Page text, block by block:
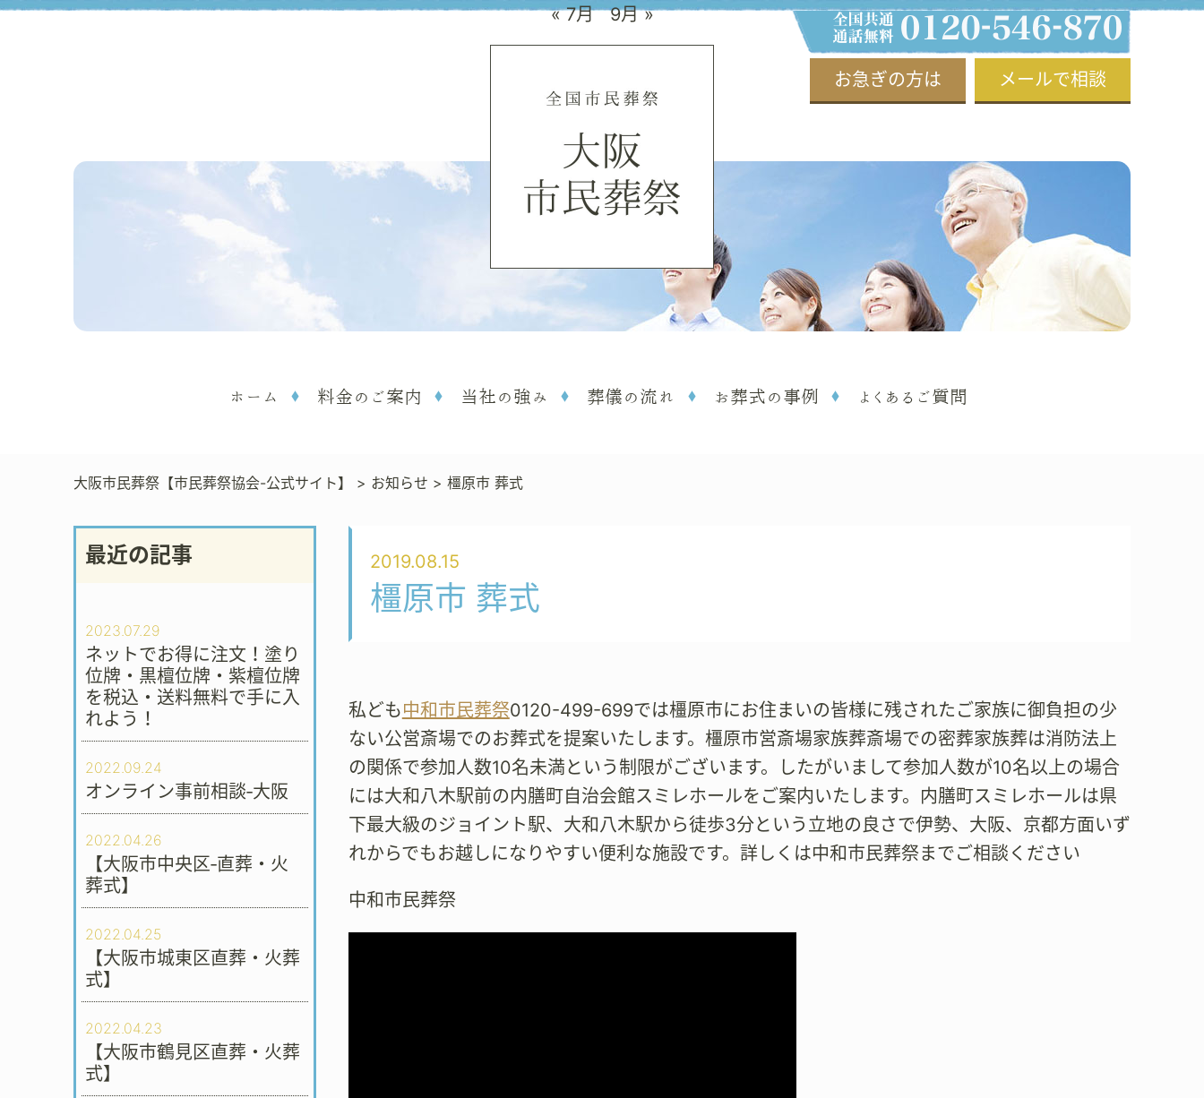
お急ぎの方は メールで相談
ホーム 料金のご案内 当社の強み 葬儀の流れ お葬式の事例 よくあるご質問
大阪市民葬祭【市民葬祭協会-公式サイト】 > お知らせ > 橿原市 葬式
最近の記事
2023.07.29
ネットでお得に注文！塗り
位牌・黒檀位牌・紫檀位牌
を税込・送料無料で手に入
れよう！
2022.09.24
オンライン事前相談‐大阪
2022.04.26
【大阪市中央区‐直葬・火
葬式】
2022.04.25
【大阪市城東区直葬・火葬
式】
2022.04.23
【大阪市鶴見区直葬・火葬
式】
« 7月 9月 »
2019.08.15
橿原市 葬式
私ども中和市民葬祭0120-499-699では橿原市にお住まいの皆様に残されたご家族に御負担の少
ない公営斎場でのお葬式を提案いたします。橿原市営斎場家族葬斎場での密葬家族葬は消防法上
の関係で参加人数10名未満という制限がございます。したがいまして参加人数が10名以上の場合
には大和八木駅前の内膳町自治会館スミレホールをご案内いたします。内膳町スミレホールは県
下最大級のジョイント駅、大和八木駅から徒歩3分という立地の良さで伊勢、大阪、京都方面いず
れからでもお越しになりやすい便利な施設です。詳しくは中和市民葬祭までご相談ください
中和市民葬祭